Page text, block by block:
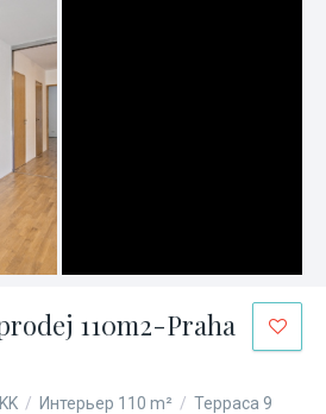
110m2-Praha
/ Интерьер 110 m² / Терраса 9